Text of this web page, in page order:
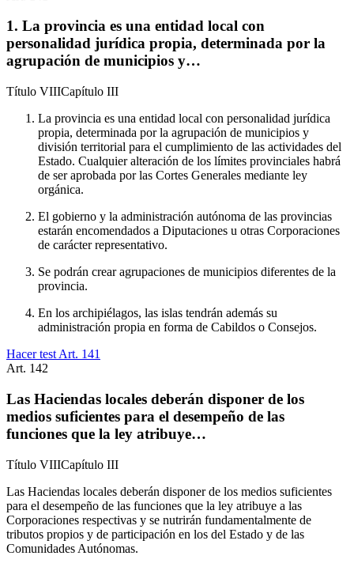
1. La provincia es una entidad local con
personalidad jurídica propia, determinada por la
agrupación de municipios y…
Título VIIICapítulo III
La provincia es una entidad local con personalidad jurídica
propia, determinada por la agrupación de municipios y
división territorial para el cumplimiento de las actividades del
Estado. Cualquier alteración de los límites provinciales habrá
de ser aprobada por las Cortes Generales mediante ley
orgánica.
El gobierno y la administración autónoma de las provincias
estarán encomendados a Diputaciones u otras Corporaciones
de carácter representativo.
Se podrán crear agrupaciones de municipios diferentes de la
provincia.
En los archipiélagos, las islas tendrán además su
administración propia en forma de Cabildos o Consejos.
Hacer test Art. 141
Art. 142
Las Haciendas locales deberán disponer de los
medios suficientes para el desempeño de las
funciones que la ley atribuye…
Título VIIICapítulo III
Las Haciendas locales deberán disponer de los medios suficientes
para el desempeño de las funciones que la ley atribuye a las
Corporaciones respectivas y se nutrirán fundamentalmente de
tributos propios y de participación en los del Estado y de las
Comunidades Autónomas.